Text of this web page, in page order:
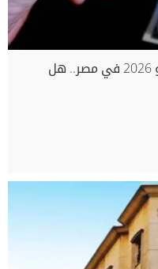
سعر الدولار اليوم الخميس 21 مايو 2026 في مصر.. هل